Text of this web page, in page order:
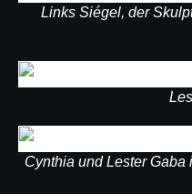
Links Siégel, der
Cynthia und Lester Gaba